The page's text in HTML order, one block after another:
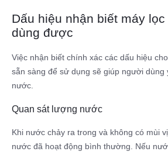
Dấu hiệu nhận biết máy
dùng được
Việc nhận biết chính xác các dấu hiệu
sẵn sàng để sử dụng sẽ giúp người dùng
nước.
Quan sát lượng nước
Khi nước chảy ra trong và không có mùi
nước đã hoạt động bình thường. Nếu